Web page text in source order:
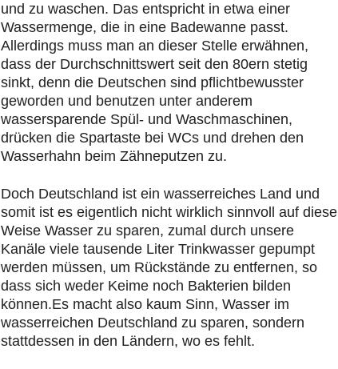
und zu waschen. Das entspricht in etwa einer
Wassermenge, die in eine Badewanne passt.
Allerdings muss man an dieser Stelle erwähnen,
dass der Durchschnittswert seit den 80ern stetig
sinkt, denn die Deutschen sind pflichtbewusster
geworden und benutzen unter anderem
wassersparende Spül- und Waschmaschinen,
drücken die Spartaste bei WCs und drehen den
Wasserhahn beim Zähneputzen zu.
Doch Deutschland ist ein wasserreiches Land und
somit ist es eigentlich nicht wirklich sinnvoll auf diese
Weise Wasser zu sparen, zumal durch unsere
Kanäle viele tausende Liter Trinkwasser gepumpt
werden müssen, um Rückstände zu entfernen, so
dass sich weder Keime noch Bakterien bilden
können.Es macht also kaum Sinn, Wasser im
wasserreichen Deutschland zu sparen, sondern
stattdessen in den Ländern, wo es fehlt.